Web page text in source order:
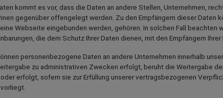
kommt es vor, dass die Daten an andere Stellen, Unternehmen,
gegenüber offengelegt werden. Zu den Empfängern dieser Daten
Webseite eingebunden werden, gehören. In solchen Fall beachten
die dem Schutz Ihrer Daten dienen, mit den Empfängern Ihrer
personenbezogene Daten an andere Unternehmen innerhalb
zu administrativen Zwecken erfolgt, beruht die Weitergabe
erfolgt, sofern sie zur Erfüllung unserer vertragsbezogenen